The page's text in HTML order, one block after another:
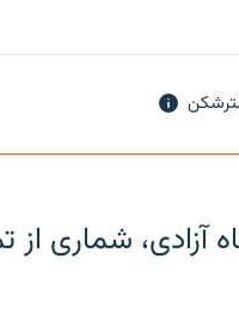
آزادی، شماری